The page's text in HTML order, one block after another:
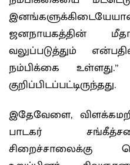
ஜனநாயகத்தின்
வலுப்படுத்தும்
நம்பிக்கை
குறிப்பிடப்பட்டிருந்தது.
இதேவேளை,
பாடகர்
சிறைச்சாலைக்கு